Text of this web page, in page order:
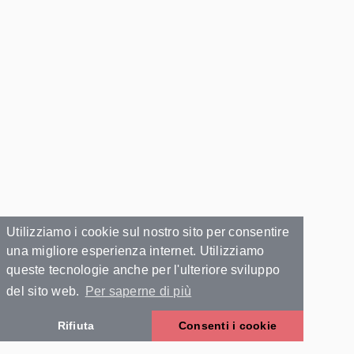
Utilizziamo i cookie sul nostro sito per consentire
una migliore esperienza internet. Utilizziamo
queste tecnologie anche per l'ulteriore sviluppo
del sito web.
Per saperne di più
Rifiuta Consenti i cookie